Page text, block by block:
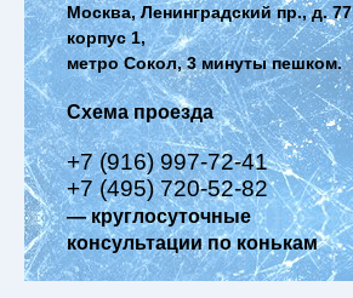
Москва, Ленинградский пр., д. 77
корпус 1,
метро Сокол, 3 минуты пешком.
Схема проезда
+7 (916) 997-72-41
+7 (495) 720-52-82
— круглосуточные
консультации по конькам